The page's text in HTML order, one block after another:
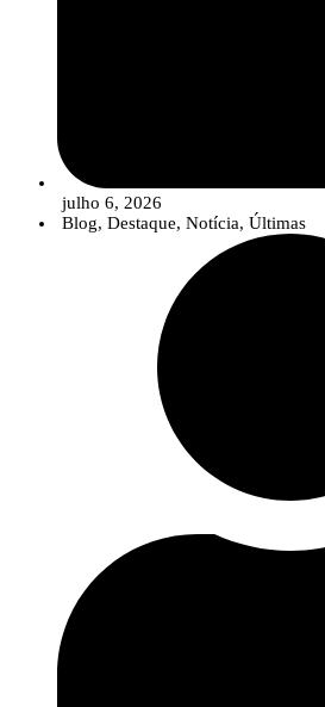
julho 6, 2026
Blog, Destaque, Notícia, Últimas